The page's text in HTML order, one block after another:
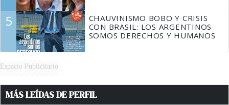
5
CHAUVINISMO BOBO Y CRISIS
CON BRASIL: LOS ARGENTINOS
SOMOS DERECHOS Y HUMANOS
Espacio Publicitario
MÁS LEÍDAS DE PERFIL